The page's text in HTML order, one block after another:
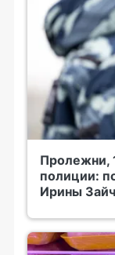
Пролежни,
полиции:
Ирины